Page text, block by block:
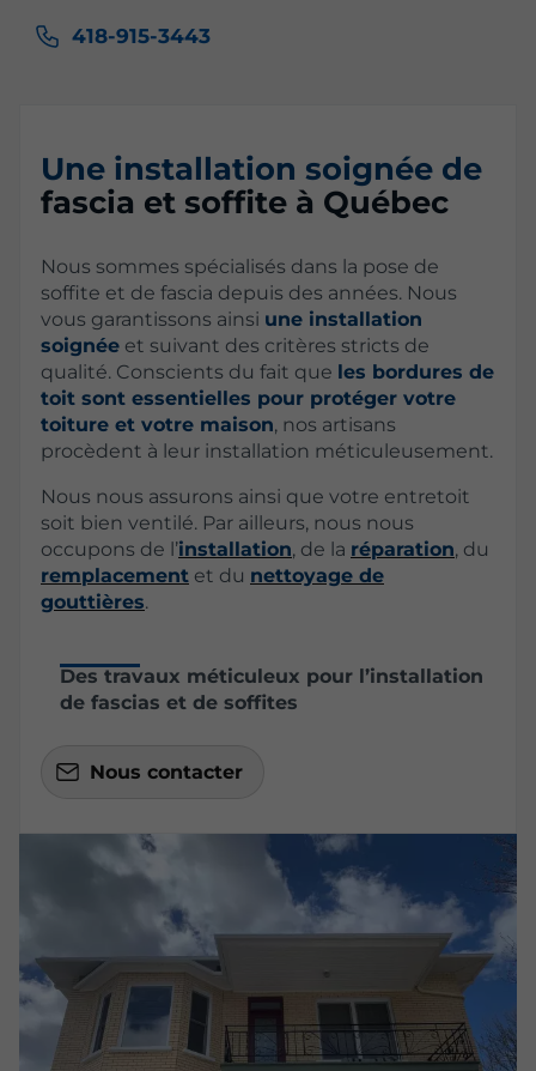
418-915-3443
Une installation soignée de
fascia et soffite à Québec
Nous sommes spécialisés dans la pose de
soffite et de fascia depuis des années. Nous
vous garantissons ainsi une installation
soignée et suivant des critères stricts de
qualité. Conscients du fait que les bordures de
toit sont essentielles pour protéger votre
toiture et votre maison, nos artisans
procèdent à leur installation méticuleusement.
Nous nous assurons ainsi que votre entretoit
soit bien ventilé. Par ailleurs, nous nous
occupons de l’installation, de la réparation, du
remplacement et du nettoyage de
gouttières.
Des travaux méticuleux pour l’installation
de fascias et de soffites
Nous contacter